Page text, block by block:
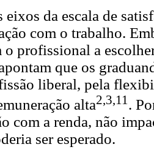
eixos da escala de
com o trabalho.
o profissional a
que os
liberal, pela
alta2,3,11 .
com a renda, não
ser esperado.